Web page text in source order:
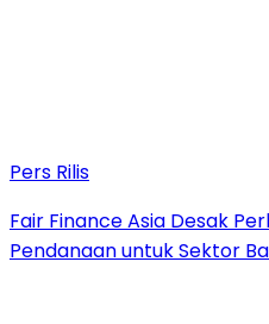
Pers Rilis
Fair Finance Asia Desak
Pendanaan untuk Sektor